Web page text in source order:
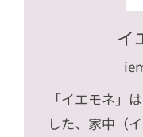
イ
「イエモネ」
した、家中（